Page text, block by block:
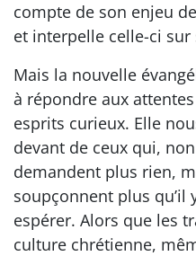
compte de son enjeu
et interpelle celle-ci sur
Mais la nouvelle
à répondre aux
esprits curieux. Elle
devant de ceux qui,
demandent plus rien,
soupçonnent plus qu’il
espérer. Alors que les
culture chrétienne,